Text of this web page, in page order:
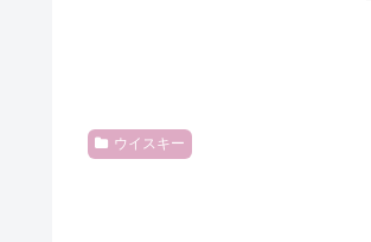
ウイスキー